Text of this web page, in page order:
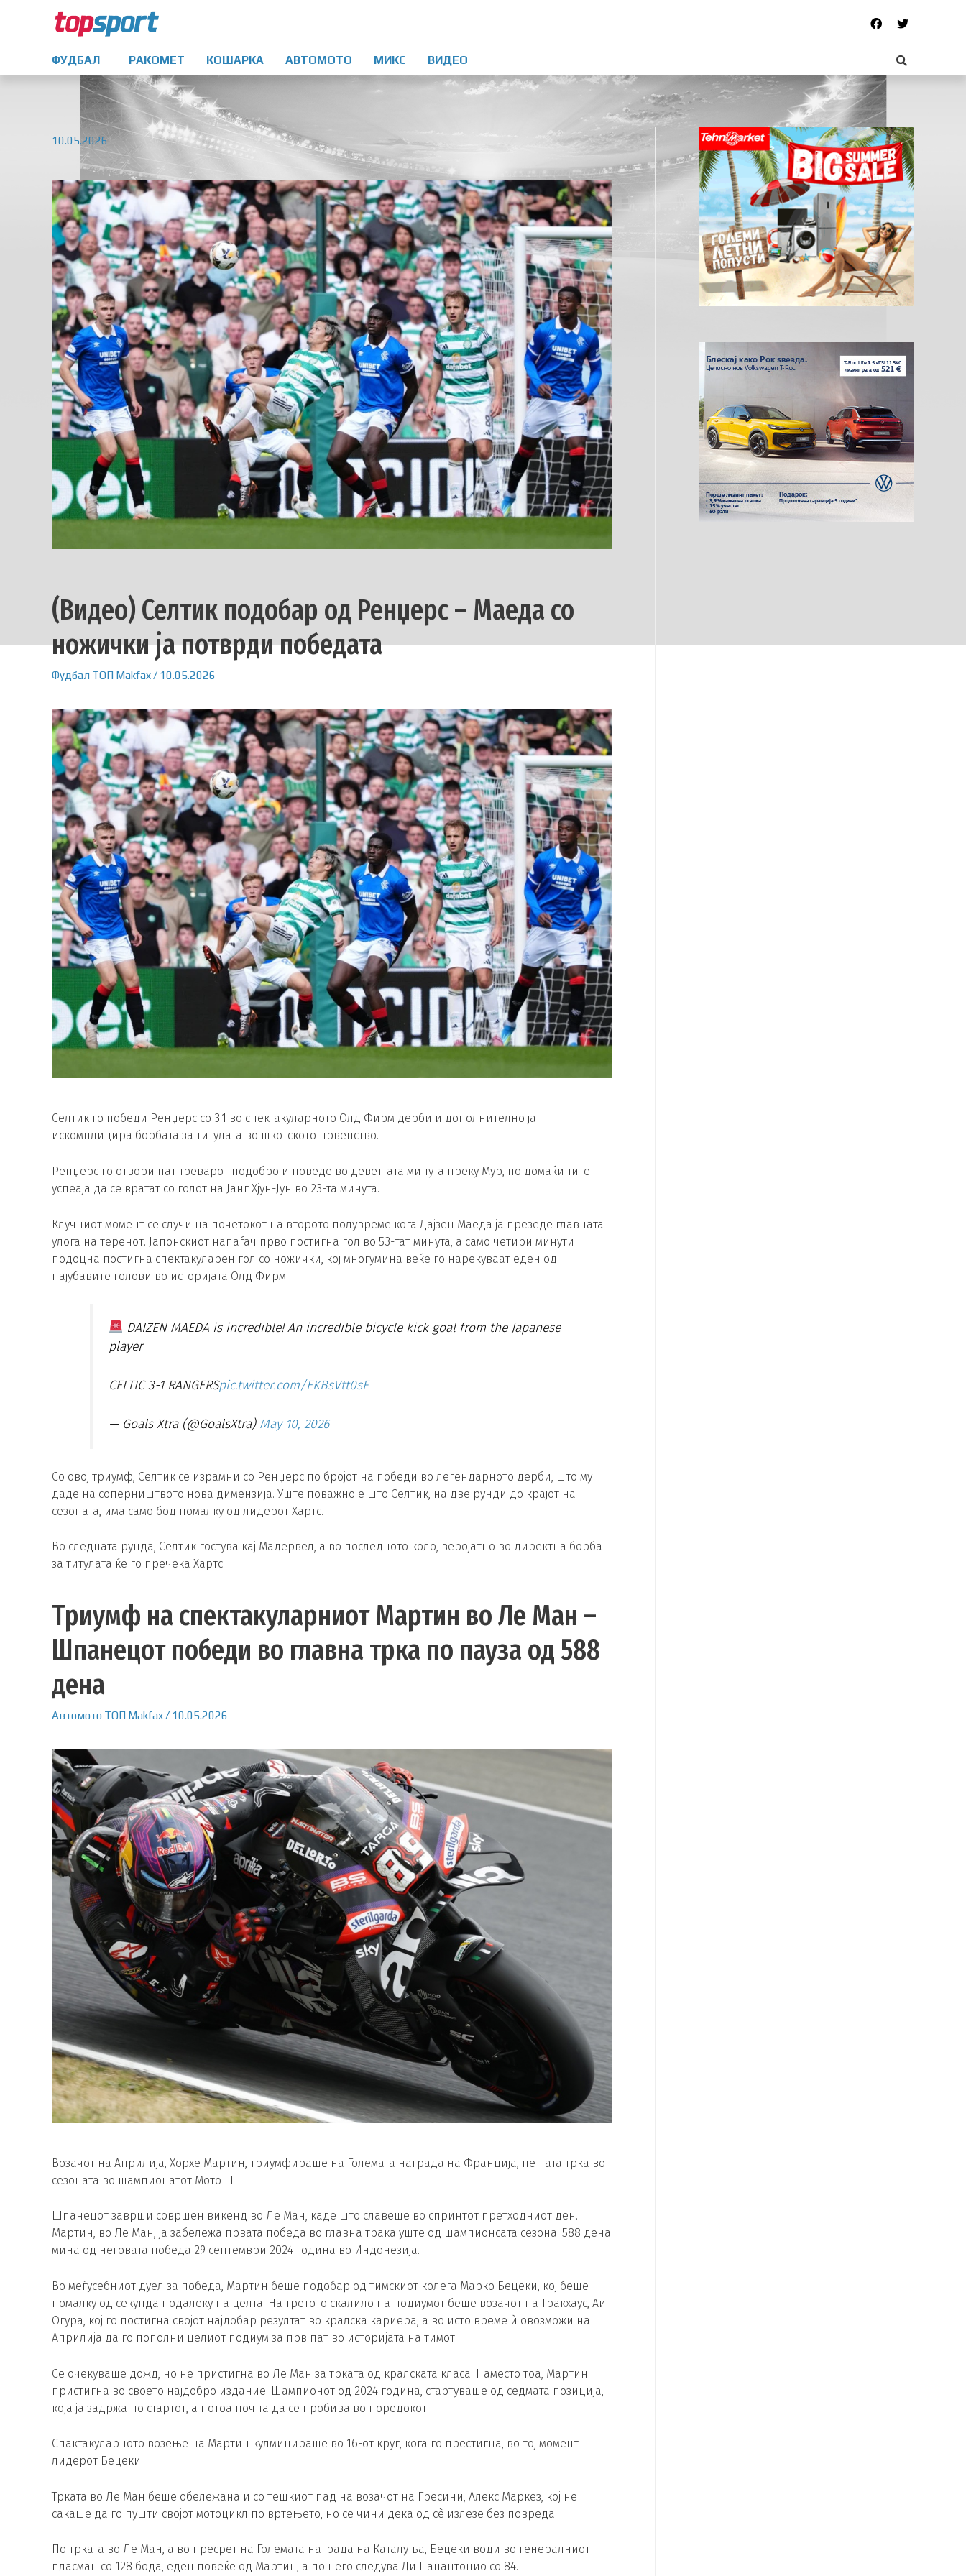
ФУДБАЛ РАКОМЕТ КОШАРКА АВТОМОТО МИКС ВИДЕО
10.05.2026
(Видео) Селтик подобар од Ренџерс – Маеда со
ножички ја потврди победата
Фудбал ТОП Makfax/ 10.05.2026
Селтик го победи Ренџерс со 3:1 во спектакуларното Олд Фирм дерби и дополнително ја
искомплицира борбата за титулата во шкотското првенство.
Ренџерс го отвори натпреварот подобро и поведе во деветтата минута преку Мур, но домаќините
успеаја да се вратат со голот на Јанг Хјун-Јун во 23-та минута.
Клучниот момент се случи на почетокот на второто полувреме кога Дајзен Маеда ја презеде главната
улога на теренот. Јапонскиот напаѓач прво постигна гол во 53-тат минута, а само четири минути
подоцна постигна спектакуларен гол со ножички, кој многумина веќе го нарекуваат еден од
најубавите голови во историјата Олд Фирм.
DAIZEN MAEDA is incredible! An incredible bicycle kick goal from the Japanese
player
CELTIC 3-1 RANGERSpic.twitter.com/EKBsVtt0sF
— Goals Xtra (@GoalsXtra) May 10, 2026
Со овој триумф, Селтик се израмни со Ренџерс по бројот на победи во легендарното дерби, што му
даде на соперништвото нова димензија. Уште поважно е што Селтик, на две рунди до крајот на
сезоната, има само бод помалку од лидерот Хартс.
Во следната рунда, Селтик гостува кај Мадервел, а во последното коло, веројатно во директна борба
за титулата ќе го пречека Хартс.
Триумф на спектакуларниот Мартин во Ле Ман –
Шпанецот победи во главна трка по пауза од 588
дена
Автомото ТОП Makfax/ 10.05.2026
Возачот на Априлија, Хорхе Мартин, триумфираше на Големата награда на Франција, петтата трка во
сезоната во шампионатот Мото ГП.
Шпанецот заврши совршен викенд во Ле Ман, каде што славеше во спринтот претходниот ден.
Мартин, во Ле Ман, ја забележа првата победа во главна трака уште од шампионсата сезона. 588 дена
мина од неговата победа 29 септември 2024 година во Индонезија.
Во меѓусебниот дуел за победа, Мартин беше подобар од тимскиот колега Марко Бецеки, кој беше
помалку од секунда подалеку на целта. На третото скалило на подиумот беше возачот на Тракхаус, Аи
Огура, кој го постигна својот најдобар резултат во кралска кариера, а во исто време ѝ овозможи на
Априлија да го пополни целиот подиум за прв пат во историјата на тимот.
Се очекуваше дожд, но не пристигна во Ле Ман за трката од кралската класа. Наместо тоа, Мартин
пристигна во своето најдобро издание. Шампионот од 2024 година, стартуваше од седмата позиција,
која ја задржа по стартот, а потоа почна да се пробива во поредокот.
Спактакуларното возење на Мартин кулминираше во 16-от круг, кога го престигна, во тој момент
лидерот Бецеки.
Трката во Ле Ман беше обележана и со тешкиот пад на возачот на Гресини, Алекс Маркез, кој не
сакаше да го пушти својот мотоцикл по вртењето, но се чини дека од сè излезе без повреда.
По трката во Ле Ман, а во пресрет на Големата награда на Каталуња, Бецеки води во генералниот
пласман со 128 бода, еден повеќе од Мартин, а по него следува Ди Џанантонио со 84.